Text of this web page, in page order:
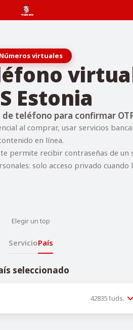
Números virtuales
Estonia
teléfono para confirmar
al comprar, usar servicios
en línea.
permite recibir contraseñas de un
solo acceso privado cuando
Elegir un top
ServicioPaís
seleccionado
428351uds.